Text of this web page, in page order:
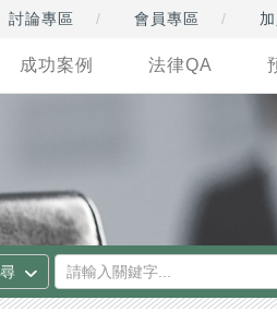
討論專區 會員專區
成功案例 法律QA